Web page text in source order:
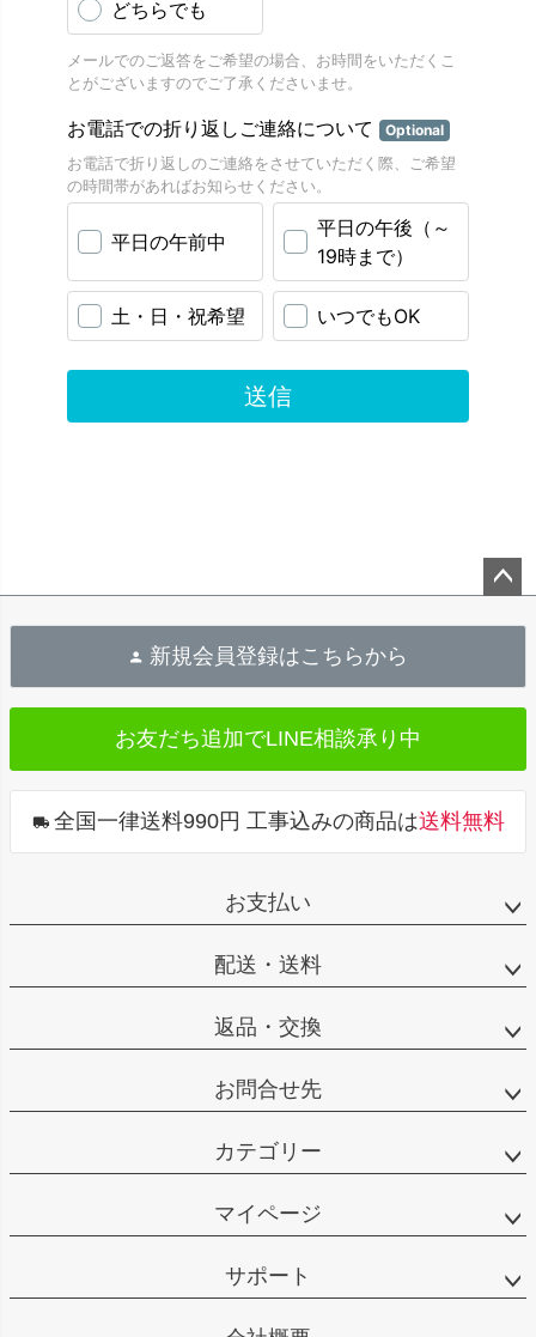
ト
プ
へ
新規会員登録はこちらから
お友だち追加でLINE相談承り中
全国一律送料990円 工事込みの商品は送料無料
お支払い
配送・送料
返品・交換
お問合せ先
カテゴリー
マイページ
サポート